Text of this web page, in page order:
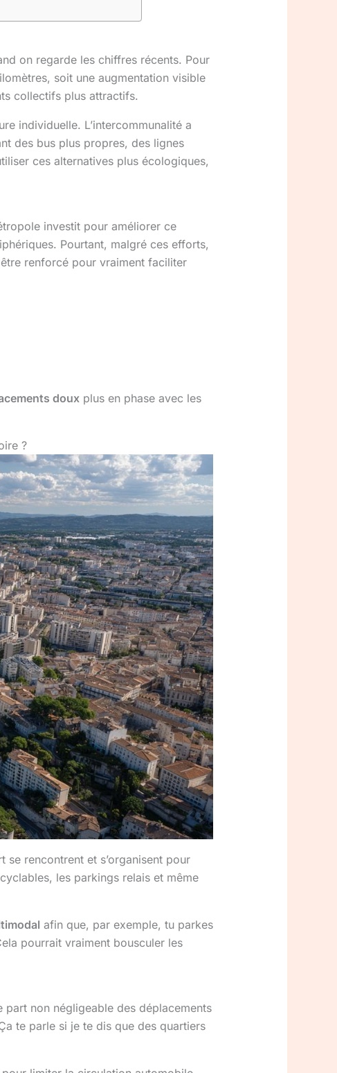
on regarde les chiffres récents. Pour
soit une augmentation visible
collectifs plus attractifs.
individuelle. L’intercommunalité a
des bus plus propres, des lignes
ces alternatives plus écologiques,
investit pour améliorer ce
Pourtant, malgré ces efforts,
renforcé pour vraiment faciliter
douxplus en phase avec les
?
se rencontrent et s’organisent pour
les parkings relais et même
afin que, par exemple, tu parkes
pourrait vraiment bousculer les
part non négligeable des déplacements
te parle si je te dis que des quartiers